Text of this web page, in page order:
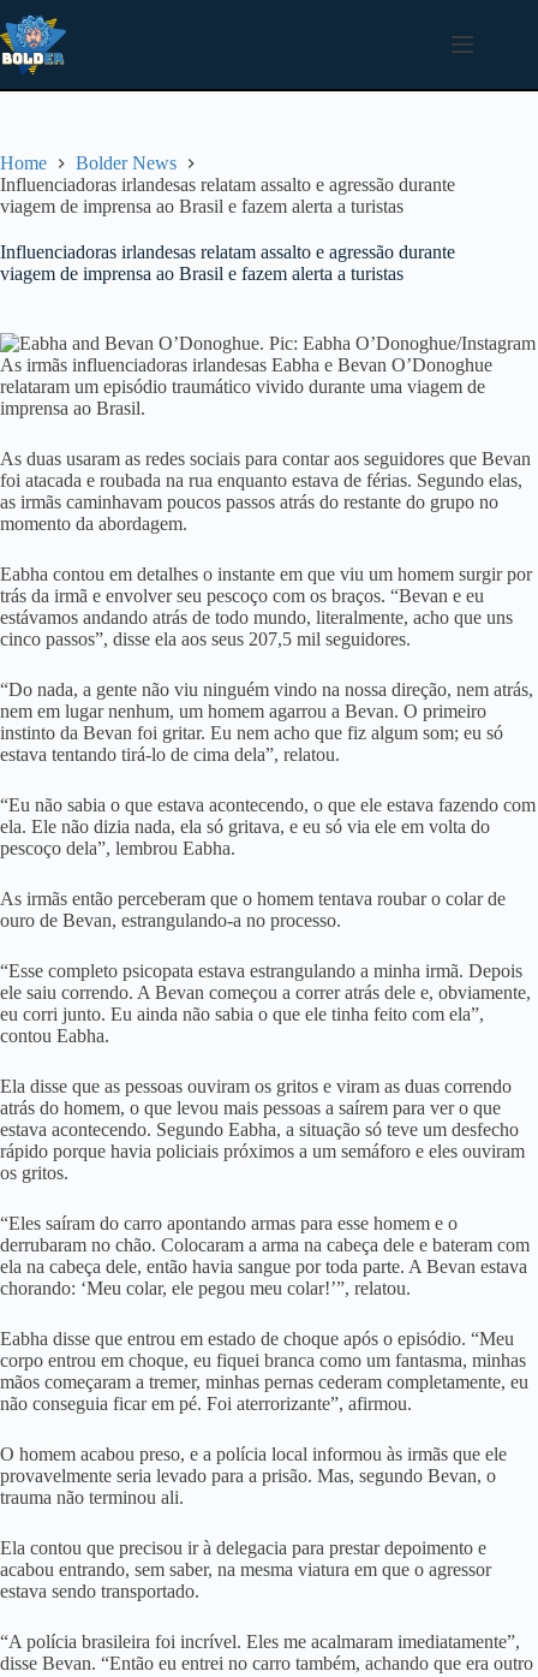
para
o
conteúdo
Home
Bolder News
Influenciadoras irlandesas relatam assalto e agressão durante
viagem de imprensa ao Brasil e fazem alerta a turistas
Influenciadoras irlandesas relatam assalto e agressão durante
viagem de imprensa ao Brasil e fazem alerta a turistas
As irmãs influenciadoras irlandesas Eabha e Bevan O’Donoghue
relataram um episódio traumático vivido durante uma viagem de
imprensa ao Brasil.
As duas usaram as redes sociais para contar aos seguidores que Bevan
foi atacada e roubada na rua enquanto estava de férias. Segundo elas,
as irmãs caminhavam poucos passos atrás do restante do grupo no
momento da abordagem.
Eabha contou em detalhes o instante em que viu um homem surgir por
trás da irmã e envolver seu pescoço com os braços. “Bevan e eu
estávamos andando atrás de todo mundo, literalmente, acho que uns
cinco passos”, disse ela aos seus 207,5 mil seguidores.
“Do nada, a gente não viu ninguém vindo na nossa direção, nem atrás,
nem em lugar nenhum, um homem agarrou a Bevan. O primeiro
instinto da Bevan foi gritar. Eu nem acho que fiz algum som; eu só
estava tentando tirá-lo de cima dela”, relatou.
“Eu não sabia o que estava acontecendo, o que ele estava fazendo com
ela. Ele não dizia nada, ela só gritava, e eu só via ele em volta do
pescoço dela”, lembrou Eabha.
As irmãs então perceberam que o homem tentava roubar o colar de
ouro de Bevan, estrangulando-a no processo.
“Esse completo psicopata estava estrangulando a minha irmã. Depois
ele saiu correndo. A Bevan começou a correr atrás dele e, obviamente,
eu corri junto. Eu ainda não sabia o que ele tinha feito com ela”,
contou Eabha.
Ela disse que as pessoas ouviram os gritos e viram as duas correndo
atrás do homem, o que levou mais pessoas a saírem para ver o que
estava acontecendo. Segundo Eabha, a situação só teve um desfecho
rápido porque havia policiais próximos a um semáforo e eles ouviram
os gritos.
“Eles saíram do carro apontando armas para esse homem e o
derrubaram no chão. Colocaram a arma na cabeça dele e bateram com
ela na cabeça dele, então havia sangue por toda parte. A Bevan estava
chorando: ‘Meu colar, ele pegou meu colar!’”, relatou.
Eabha disse que entrou em estado de choque após o episódio. “Meu
corpo entrou em choque, eu fiquei branca como um fantasma, minhas
mãos começaram a tremer, minhas pernas cederam completamente, eu
não conseguia ficar em pé. Foi aterrorizante”, afirmou.
O homem acabou preso, e a polícia local informou às irmãs que ele
provavelmente seria levado para a prisão. Mas, segundo Bevan, o
trauma não terminou ali.
Ela contou que precisou ir à delegacia para prestar depoimento e
acabou entrando, sem saber, na mesma viatura em que o agressor
estava sendo transportado.
“A polícia brasileira foi incrível. Eles me acalmaram imediatamente”,
disse Bevan. “Então eu entrei no carro também, achando que era outro